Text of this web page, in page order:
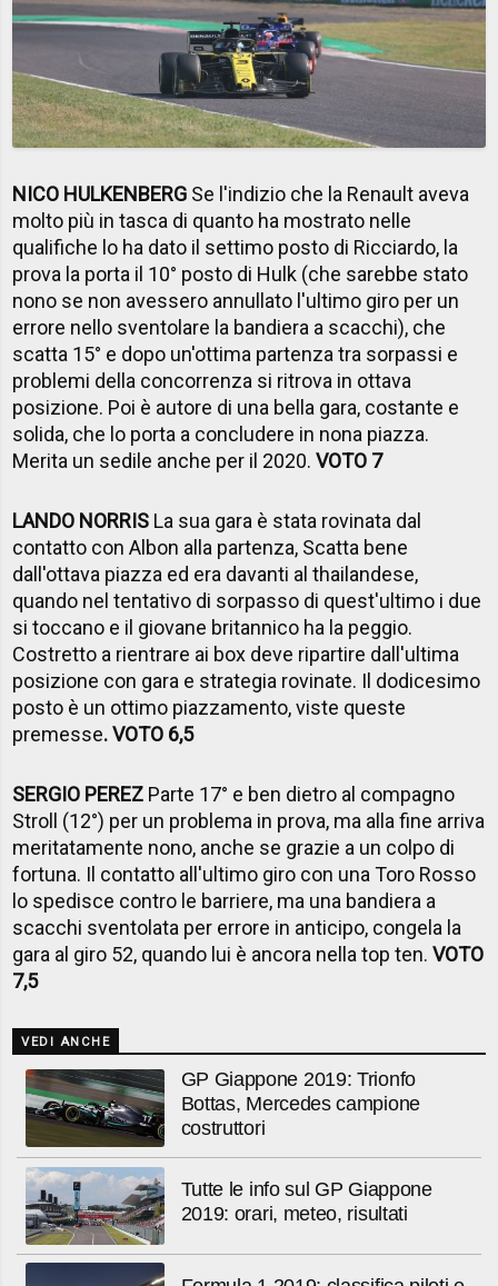
NICO HULKENBERG Se l'indizio che la Renault aveva
molto più in tasca di quanto ha mostrato nelle
qualifiche lo ha dato il settimo posto di Ricciardo, la
prova la porta il 10° posto di Hulk (che sarebbe stato
nono se non avessero annullato l'ultimo giro per un
errore nello sventolare la bandiera a scacchi), che
scatta 15° e dopo un'ottima partenza tra sorpassi e
problemi della concorrenza si ritrova in ottava
posizione. Poi è autore di una bella gara, costante e
solida, che lo porta a concludere in nona piazza.
Merita un sedile anche per il 2020.VOTO 7
LANDO NORRIS La sua gara è stata rovinata dal
contatto con Albon alla partenza, Scatta bene
dall'ottava piazza ed era davanti al thailandese,
quando nel tentativo di sorpasso di quest'ultimo i due
si toccano e il giovane britannico ha la peggio.
Costretto a rientrare ai box deve ripartire dall'ultima
posizione con gara e strategia rovinate. Il dodicesimo
posto è un ottimo piazzamento, viste queste
premesse. VOTO 6,5
SERGIO PEREZ Parte 17° e ben dietro al compagno
Stroll (12°) per un problema in prova, ma alla fine arriva
meritatamente nono, anche se grazie a un colpo di
fortuna. Il contatto all'ultimo giro con una Toro Rosso
lo spedisce contro le barriere, ma una bandiera a
scacchi sventolata per errore in anticipo, congela la
gara al giro 52, quando lui è ancora nella top ten.VOTO
7,5
VEDI ANCHE
GP Giappone 2019: Trionfo
Bottas, Mercedes campione
costruttori
Tutte le info sul GP Giappone
2019: orari, meteo, risultati